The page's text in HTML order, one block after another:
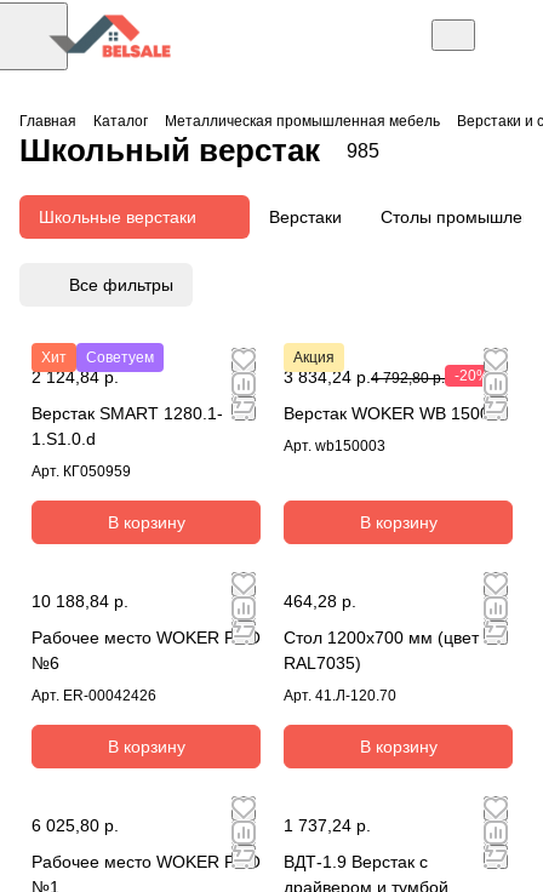
Главная Каталог Металлическая промышленная мебель Верстаки и
Школьный верстак 985
Верстаки Столы
Школьные верстаки
Все фильтры
Хит Советуем
2 124,84 р.
Верстак SMART 1280.1-
1.S1.0.d
Арт. КГ050959
В корзину
Акция
3 834,24 р. 4 792,80 р. -20%
Верстак WOKER WB 1500/3
Арт. wb150003
В корзину
10 188,84 р.
Рабочее место WOKER PRO
№6
Арт. ER-00042426
В корзину
464,28 р.
Стол 1200х700 мм (цвет
RAL7035)
Арт. 41.Л-120.70
В корзину
6 025,80 р.
Рабочее место WOKER PRO
№1
1 737,24 р.
ВДТ-1.9 Верстак с
драйвером и тумбой